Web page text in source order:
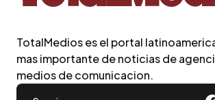
TotalMedios es el portal
mas importante de noticias de
medios de comunicacion.